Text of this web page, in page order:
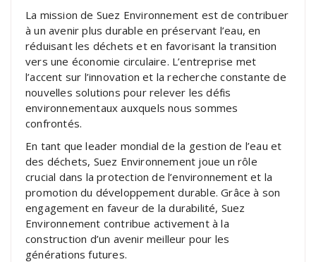
La mission de Suez Environnement est de contribuer
à un avenir plus durable en préservant l’eau, en
réduisant les déchets et en favorisant la transition
vers une économie circulaire. L’entreprise met
l’accent sur l’innovation et la recherche constante de
nouvelles solutions pour relever les défis
environnementaux auxquels nous sommes
confrontés.
En tant que leader mondial de la gestion de l’eau et
des déchets, Suez Environnement joue un rôle
crucial dans la protection de l’environnement et la
promotion du développement durable. Grâce à son
engagement en faveur de la durabilité, Suez
Environnement contribue activement à la
construction d’un avenir meilleur pour les
générations futures.